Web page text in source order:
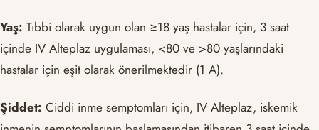
Yaş: Tıbbi olarak uygun olan ≥18 yaş hastalar için, 3 saat
içinde IV Alteplaz uygulaması, <80 ve >80 yaşlarındaki
hastalar için eşit olarak önerilmektedir (1 A).
Şiddet: Ciddi inme semptomları için, IV Alteplaz, iskemik